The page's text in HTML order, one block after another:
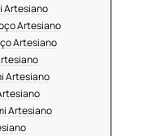
Artesiano
Artesiano
Artesiano
Artesiano
Artesiano